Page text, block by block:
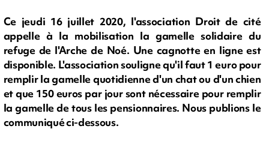
Ce jeudi 16 juillet 2020, l'association Droit de cité
appelle à la mobilisation la gamelle solidaire du
refuge de l'Arche de Noé. Une cagnotte en ligne est
disponible. L'association souligne qu'il faut 1 euro pour
remplir la gamelle quotidienne d'un chat ou d'un chien
et que 150 euros par jour sont nécessaire pour remplir
la gamelle de tous les pensionnaires. Nous publions le
communiqué ci-dessous.